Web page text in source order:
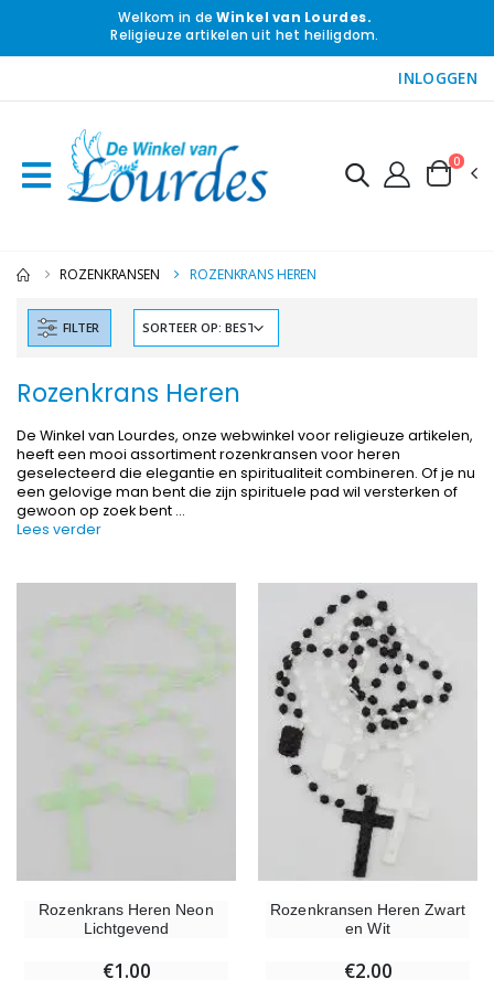
Welkom in deWinkel van Lourdes.
Religieuze artikelen uit het heiligdom.
INLOGGEN
0
ROZENKRANSEN ROZENKRANS HEREN
FILTER
Rozenkrans Heren
De Winkel van Lourdes, onze webwinkel voor religieuze artikelen,
heeft een mooi assortiment rozenkransen voor heren
geselecteerd die elegantie en spiritualiteit combineren. Of je nu
een gelovige man bent die zijn spirituele pad wil versterken of
gewoon op zoek bent ...
Lees verder
Rozenkrans Heren Neon
Lichtgevend
€1.00
Rozenkransen Heren Zwart
en Wit
€2.00
-10%
€15.00 €13.50
€21.90
€24.90
-20%